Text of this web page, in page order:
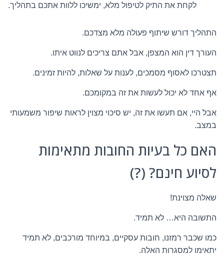
לקחת את התיק לטיפול מלא, ימשיכו ללוות אתכם בתהליך.
התהליך דורש שיתוף פעולה מלא מצדכם.
העורך דין הוא המצפן, אבל אתם צריכים לנווט איתו.
תצטרכו לאסוף מסמכים, לענות על שאלות, להיות זמינים.
אף אחד לא יכול לעשות את זה במקומכם.
אבל היי, אם תעשו את זה, יש סיכוי מצוין לראות שיפור משמעותי
במצב.
האם כל בעיות החובות מתאימות
לסיוע חינם? (?)
שאלה מצוינת!
התשובה היא… לא תמיד.
כמו שכבר רמזנו, חובות עסקיים, במיוחד מורכבים, לא תמיד
יתאימו למסגרות האלה.